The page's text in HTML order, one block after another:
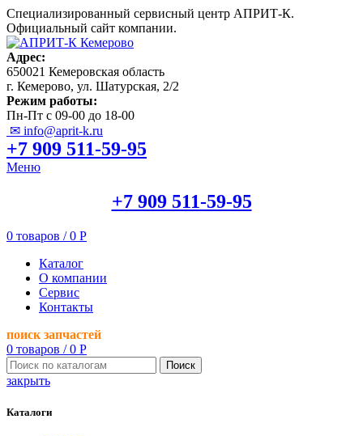
Специализированный сервисный центр АПРИТ-К.
Официальный сайт компании.
Адрес:
650021 Кемеровская область
г. Кемерово, ул. Шатурская, 2/2
Режим работы:
Пн-Пт с 09-00 до 18-00
✉ info@aprit-k.ru
+7 909 511-59-95
Меню
+7 909 511-59-95
0 товаров / 0 Р
Каталог
О компании
Сервис
Контакты
поиск запчастей
0 товаров / 0 Р
Поиск
закрыть
Каталоги